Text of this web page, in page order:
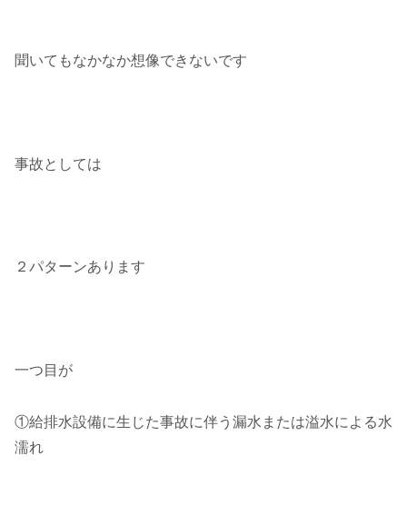
聞いてもなかなか想像できないです
事故としては
２パターンあります
一つ目が
①給排水設備に生じた事故に伴う漏水または溢水による水
濡れ